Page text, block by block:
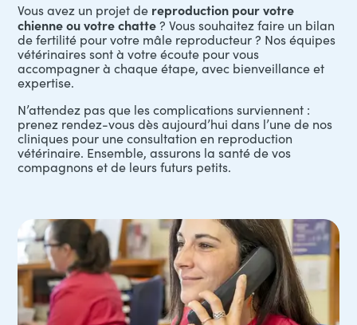
Vous avez un projet de reproduction pour votre
chienne ou votre chatte? Vous souhaitez faire un bilan
de fertilité pour votre mâle reproducteur ? Nos équipes
vétérinaires sont à votre écoute pour vous
accompagner à chaque étape, avec bienveillance et
expertise.
N’attendez pas que les complications surviennent :
prenez rendez-vous dès aujourd’hui dans l’une de nos
cliniques pour uneconsultationen reproduction
vétérinaire. Ensemble, assurons la santé de vos
compagnons et de leurs futurs petits.